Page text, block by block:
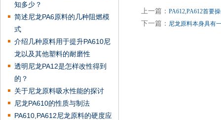
知多少？
简述尼龙PA6原料的几种阻燃模
式
介绍几种原料用于提升PA610尼
龙以及其他塑料的耐磨性
透明尼龙PA12是怎样改性得到
的？
关于尼龙原料吸水性能的探讨
尼龙PA610的性质与制法
PA610,PA612尼龙原料的硬度应
上一篇： PA612,PA612首要
下一篇： 尼龙原料本身具有